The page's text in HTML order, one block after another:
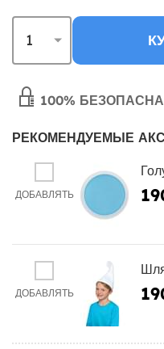
100%
РЕКОМЕНДУЕМЫЕ
ДОБАВЛЯТЬ
ДОБАВЛЯТЬ